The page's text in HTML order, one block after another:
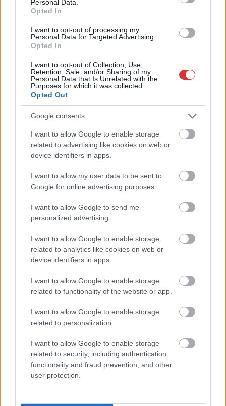
Personal Data.
Opted In
I want to opt-out of processing my
Personal Data for Targeted Advertising.
Opted In
I want to opt-out of Collection, Use,
Retention, Sale, and/or Sharing of my
Personal Data that Is Unrelated with the
Purposes for which it was collected.
Opted Out
Google consents
I want to allow Google to enable storage
related to advertising like cookies on web or
device identifiers in apps.
I want to allow my user data to be sent to
Google for online advertising purposes.
I want to allow Google to send me
personalized advertising.
I want to allow Google to enable storage
related to analytics like cookies on web or
device identifiers in apps.
I want to allow Google to enable storage
related to functionality of the website or app.
I want to allow Google to enable storage
related to personalization.
I want to allow Google to enable storage
related to security, including authentication
functionality and fraud prevention, and other
user protection.
Ismét a Kárpát-medencei folklór és a hagyományőrzés
Fesztivált....
JNSZ megyei hírek
Hírlevél feliratkozás
meg e-mail címét:
Megismertem és elfogadom a GDPR-szabályzat
Nem szeretne lemaradni semmiről? Csak egy kattintás, és hírlevelünk a
legfrissebb információkkal és exkluzív tartalmakkal hétről hétre
postaládájába érkezik!